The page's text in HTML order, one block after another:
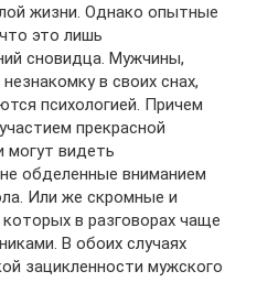
жизни. Однако опытные
это лишь
сновидца. Мужчины,
в своих снах,
психологией. Причем
прекрасной
видеть
обделенные вниманием
Или же скромные и
в разговорах чаще
В обоих случаях
зацикленности мужского